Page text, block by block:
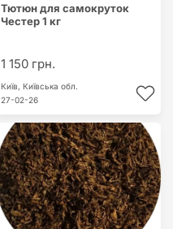
Тютюн для самокруток
Честер 1 кг
1 150 грн.
Київ, Київська обл.
27-02-26